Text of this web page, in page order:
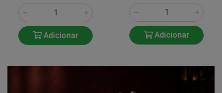
Adicionar Adicionar